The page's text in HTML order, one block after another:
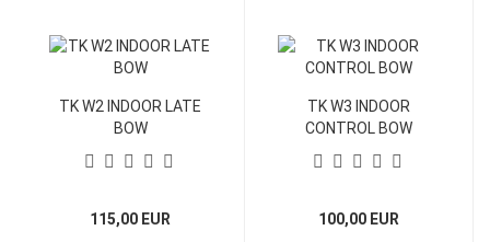
TK W2 INDOOR LATE
BOW
115,00 EUR
TK W3 INDOOR
CONTROL BOW
100,00 EUR